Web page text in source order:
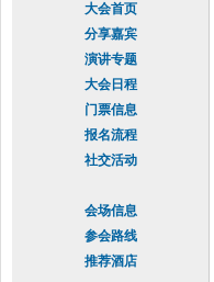
大会首页
分享嘉宾
演讲专题
大会日程
门票信息
报名流程
社交活动
会场信息
参会路线
推荐酒店